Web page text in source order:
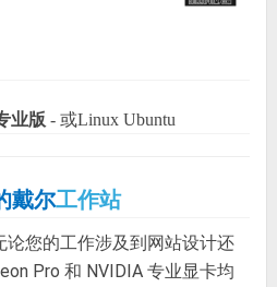
业版 - 或Linux Ubuntu
戴尔工作站
论您的工作涉及到网站设计还
Pro 和 NVIDIA 专业显卡均